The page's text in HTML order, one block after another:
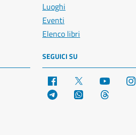
Luoghi
Eventi
Elenco libri
SEGUICI SU
Facebook YouTube
Telegram WhatsApp